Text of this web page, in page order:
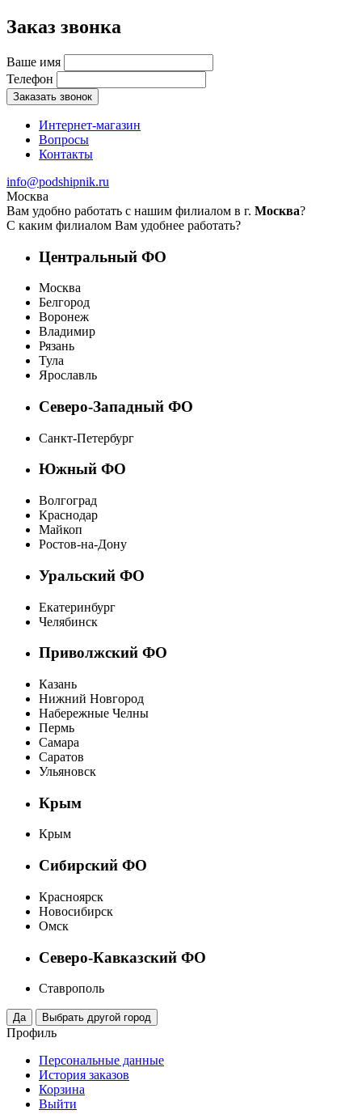
Заказ звонка
Ваше имя
Телефон
Заказать звонок
Интернет-магазин
Вопросы
Контакты
info@podshipnik.ru
Москва
Вам удобно работать с нашим филиалом в г. Москва?
С каким филиалом Вам удобнее работать?
Центральный ФО
Москва
Белгород
Воронеж
Владимир
Рязань
Тула
Ярославль
Северо-Западный ФО
Санкт-Петербург
Южный ФО
Волгоград
Краснодар
Майкоп
Ростов-на-Дону
Уральский ФО
Екатеринбург
Челябинск
Приволжский ФО
Казань
Нижний Новгород
Набережные Челны
Пермь
Самара
Саратов
Ульяновск
Крым
Крым
Сибирский ФО
Красноярск
Новосибирск
Омск
Северо-Кавказский ФО
Ставрополь
Профиль
Персональные данные
История заказов
Корзина
Выйти